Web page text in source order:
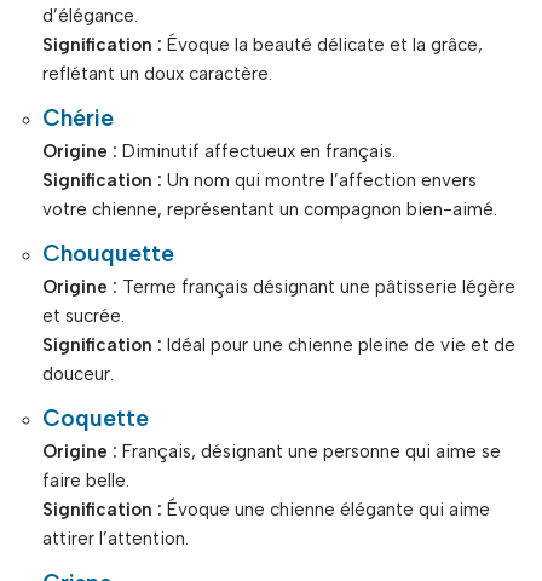
d’élégance.
Signification : Évoque la beauté délicate et la grâce,
reflétant un doux caractère.
Chérie
Origine : Diminutif affectueux en français.
Signification : Un nom qui montre l’affection envers
votre chienne, représentant un compagnon bien-aimé.
Chouquette
Origine : Terme français désignant une pâtisserie légère
et sucrée.
Signification : Idéal pour une chienne pleine de vie et de
douceur.
Coquette
Origine : Français, désignant une personne qui aime se
faire belle.
Signification : Évoque une chienne élégante qui aime
attirer l’attention.